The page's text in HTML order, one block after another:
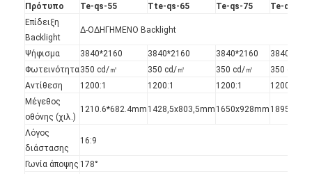
Πρότυπο Te-qs-55 Tte-qs-65 Te-qs-75
Te-qs-86
Επίδειξη
Backlight
Δ-ΟΔΗΓΗΜΕΝΟ Backlight
Ψήφισμα 3840*2160 3840*2160 3840*2160
Φωτεινότητα350 cd/㎡ 350 cd/㎡ 350 cd/㎡
350 cd/㎡
Αντίθεση
1200:1 1200:1 1200:1
1200:1
Μέγεθος
οθόνης (χιλ.)
1210.6*682.4mm 1428,5x803,5mm 1650x928mm
Λόγος
διάστασης
16:9
Γωνία άποψης 178°